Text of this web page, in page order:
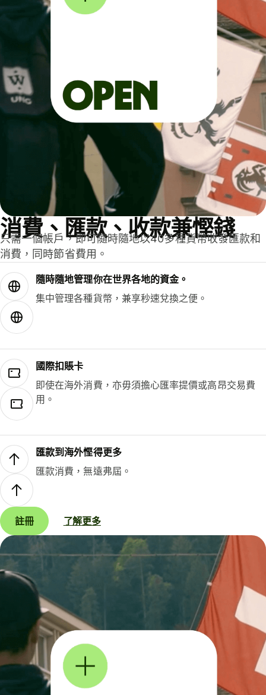
消費、匯款、收款兼慳錢
只需一個帳戶，即可隨時隨地以40多種貨幣收發匯款和
消費，同時節省費用。
隨時隨地管理你在世界各地的資金。
集中管理各種貨幣，兼享秒速兌換之便。
國際扣賬卡
即使在海外消費，亦毋須擔心匯率提價或高昂交易費
用。
匯款到海外慳得更多
匯款消費，無遠弗屆。
註冊 了解更多